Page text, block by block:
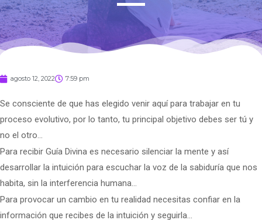
agosto 12, 2022 7:59 pm
Se consciente de que has elegido venir aquí para trabajar en tu
proceso evolutivo, por lo tanto, tu principal objetivo debes ser tú y
no el otro…
Para recibir Guía Divina es necesario silenciar la mente y así
desarrollar la intuición para escuchar la voz de la sabiduría que nos
habita, sin la interferencia humana…
Para provocar un cambio en tu realidad necesitas confiar en la
información que recibes de la intuición y seguirla…